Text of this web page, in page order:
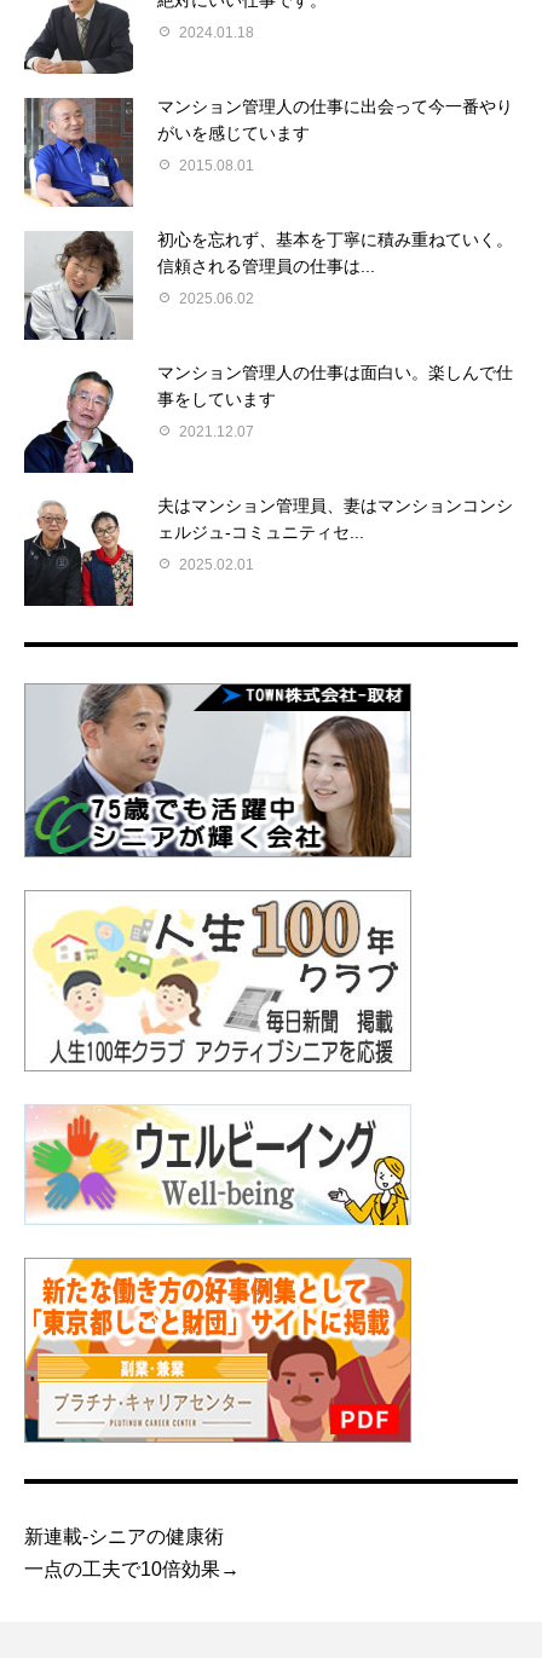
2024.01.18
マンション管理人の仕事に出会って今一番やり
がいを感じています
2015.08.01
初心を忘れず、基本を丁寧に積み重ねていく。
信頼される管理員の仕事は...
2025.06.02
マンション管理人の仕事は面白い。楽しんで仕
事をしています
2021.12.07
夫はマンション管理員、妻はマンションコンシ
ェルジュ-コミュニティセ...
2025.02.01
新連載-シニアの健康術
一点の工夫で10倍効果→